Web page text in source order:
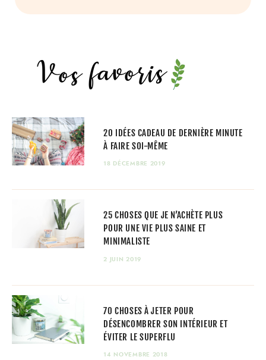
20 IDÉES CADEAU DE DERNIÈRE MINUTE
À FAIRE SOI-MÊME
18 DÉCEMBRE 2019
25 CHOSES QUE JE N’ACHÈTE PLUS
POUR UNE VIE PLUS SAINE ET
MINIMALISTE
2 JUIN 2019
70 CHOSES À JETER POUR
DÉSENCOMBRER SON INTÉRIEUR ET
ÉVITER LE SUPERFLU
14 NOVEMBRE 2018